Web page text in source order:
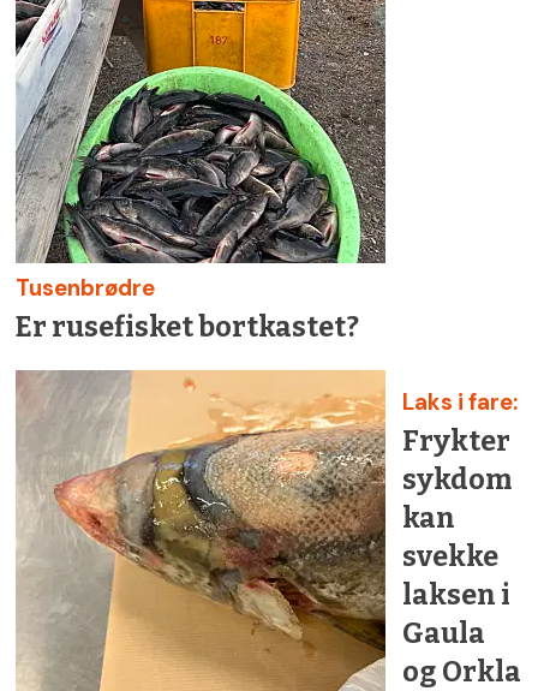
Tusenbrødre
Er rusefisket bortkastet?
Laks i fare:
Frykter
sykdom
kan
svekke
laksen i
Gaula
og Orkla